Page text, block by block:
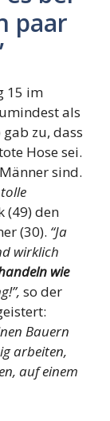
paar
15 im
als
zu, dass
Hose sei.
sind.
(49) den
(30). “Ja
wirklich
wie
so der
Bauern
arbeiten,
auf einem